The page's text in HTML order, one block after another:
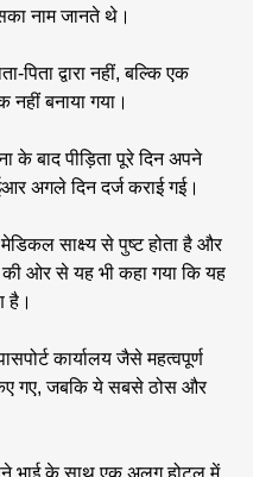
नाम जानते थे।
पिता द्वारा नहीं, बल्कि एक
नहीं बनाया गया।
के बाद पीड़िता पूरे दिन अपने
अगले दिन दर्ज कराई गई।
साक्ष्य से पुष्ट होता है और
की ओर से यह भी कहा गया कि यह
है।
कार्यालय जैसे महत्वपूर्ण
गए, जबकि ये सबसे ठोस और